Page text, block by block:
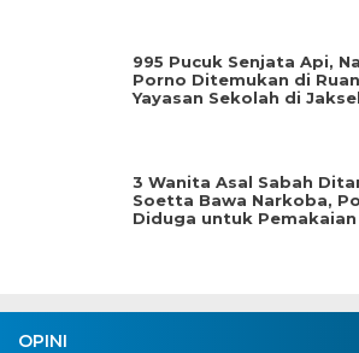
995 Pucuk Senjata Api,
Porno Ditemukan di
Yayasan Sekolah di Jaksel
3 Wanita Asal Sabah
Soetta Bawa Narkoba,
Diduga untuk
OPINI